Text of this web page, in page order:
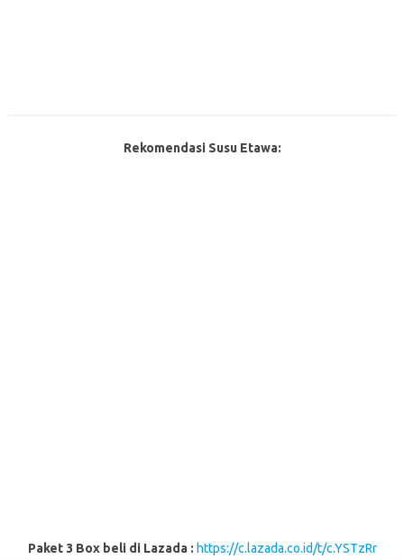
Rekomendasi Susu Etawa:
Paket 3 Box beli di Lazada : https://c.lazada.co.id/t/c.YSTzRr